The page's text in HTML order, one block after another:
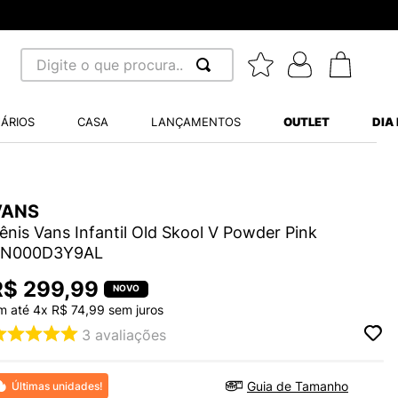
Digite o que procura...
CASA LANÇAMENTOS OUTLET DIA
Vans Infantil Old Skool V Powder Pink
299,99
até4x R$ 74,99 sem juros
3 avaliações
Últimas unidades! Guia de Tamanho
BALANCE 530
WHITE
VANS ULTRARANGE